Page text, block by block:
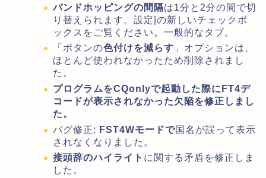
バンドホッピングの間隔は1分と2分の間で切
り替えられます。設定|の新しいチェックボ
ックスをご覧ください。一般的なタブ。
「ボタンの色付けを減らす 」オプションは、
ほとんど使われなかったため削除されまし
た。
プログラムをCQonlyで起動した際に FT4デ
コードが表示されなかった欠陥を修正しまし
た。
バグ修正: FST4Wモードで国名が誤って表示
されなくなりました。
接頭辞のハイライト に関する矛盾を修正しま
した。